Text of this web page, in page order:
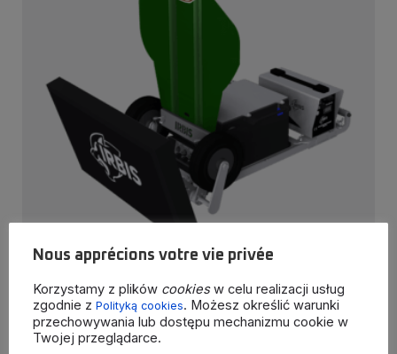
Système de cible d'infanterie portable
IRBIS Basic
Grâce à la commande sans fil intégrée, l’appareil est facile
Nous apprécions votre vie privée
Korzystamy z plików cookiesw celu realizacji usług
zgodnie z Polityką cookies. Możesz określić warunki
przechowywania lub dostępu mechanizmu cookie w
Twojej przeglądarce.